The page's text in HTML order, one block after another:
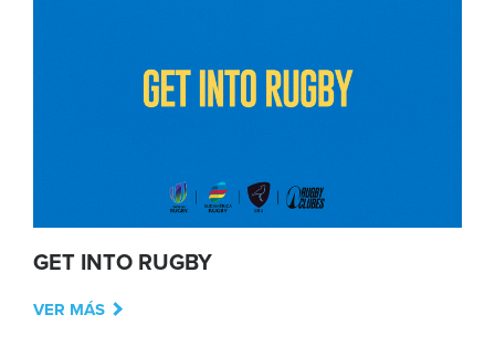
GET INTO RUGBY
VER MÁS